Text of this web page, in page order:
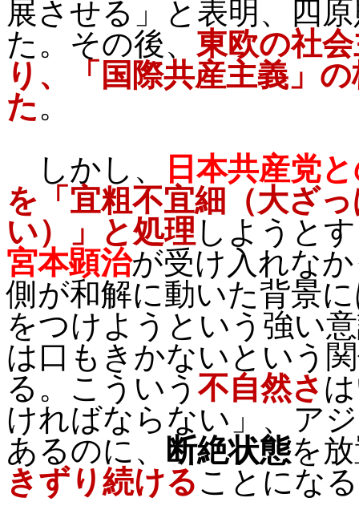
展させる」と表明、四
た。その後、 東欧の社
り、「国際共産主義」
た。
しかし、
日本共産党
を「宜粗不宜細（大ざ
い）」と処理 しようと
宮本顕治が受け入れな
側が和解に動いた背景
をつけようという強い
は口もきかないという
る。こういう 不自然さ
ければならない」、ア
あるのに、
断絶状態を
きずり続けることにな